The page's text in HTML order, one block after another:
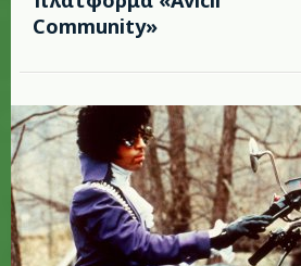
Community»